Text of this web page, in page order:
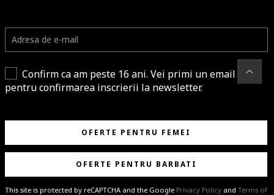
Confirm ca am peste 16 ani. Vei primi un email
pentru confirmarea inscrierii la newsletter.
OFERTE PENTRU FEMEI
OFERTE PENTRU BARBATI
This site is protected by reCAPTCHA and the Google Privacy Policy and Terms of